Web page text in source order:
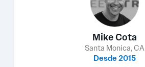
Mike Cota
Santa Monica, CA
Desde 2015